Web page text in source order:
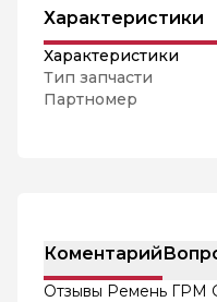
Характеристики
Характеристики
Тип запчасти
Партномер
Коментарий
Отзывы Ремень ГРМ